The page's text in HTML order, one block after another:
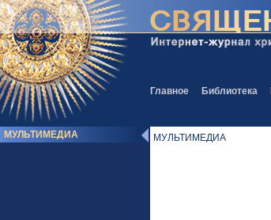
Главное Библиотека
МУЛЬТИМЕДИА МУЛЬТИМЕДИА